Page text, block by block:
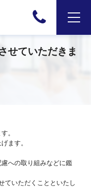
せていただきま
。
ます。
への取り組みなどに鑑
ていただくことといたし